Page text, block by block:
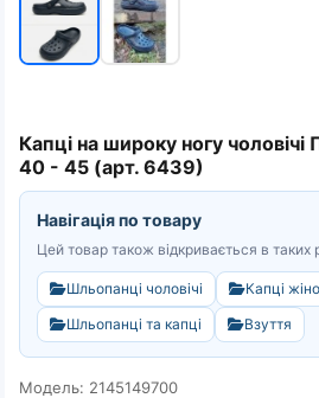
Капці на широку ногу чоловічі
40 - 45 (арт. 6439)
Навігація по товару
Цей товар також відкривається в таких
Шльопанці чоловічі
Капці
Шльопанці та капці
Взуття
Модель: 2145149700